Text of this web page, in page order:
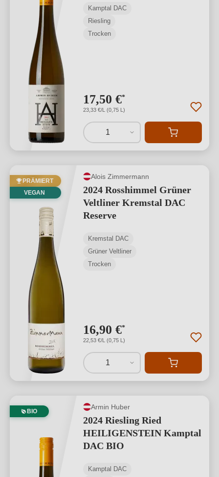
Kamptal DAC
Riesling
Trocken
17,50 €*
23,33 €/L (0,75 L)
1
PRÄMIERT
VEGAN
Alois Zimmermann
2024 Rosshimmel Grüner
Veltliner Kremstal DAC
Reserve
Kremstal DAC
Grüner Veltliner
Trocken
16,90 €*
22,53 €/L (0,75 L)
1
BIO
Armin Huber
2024 Riesling Ried
HEILIGENSTEIN Kamptal
DAC BIO
Kamptal DAC